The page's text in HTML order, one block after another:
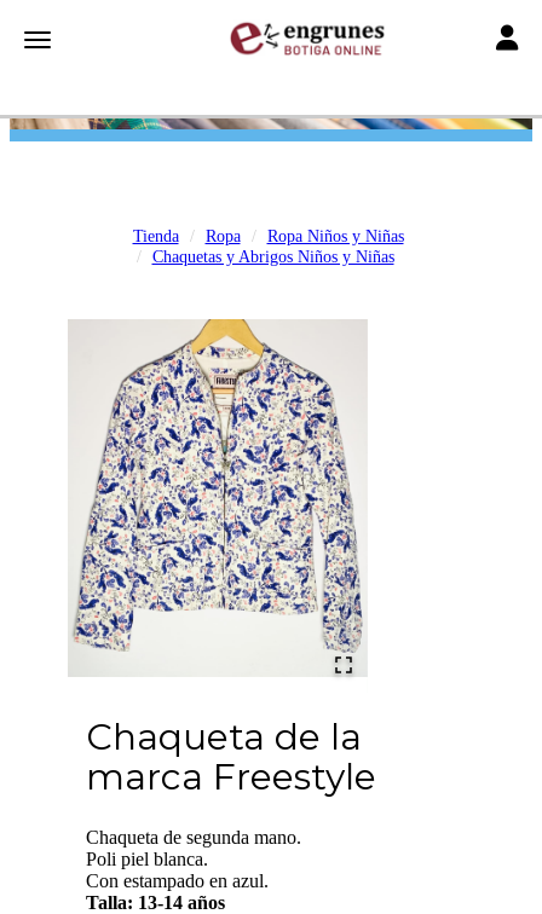
Toggle navigation
Tienda Ropa
Ropa Niños y Niñas
Chaquetas y Abrigos Niños y Niñas
Chaqueta de la
marca Freestyle
Chaqueta de segunda mano.
Poli piel blanca.
Con estampado en azul.
Talla: 13-14 años